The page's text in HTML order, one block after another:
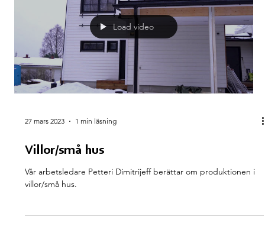
Load video
27 mars 2023 1 min läsning
Villor/små hus
Vår arbetsledare Petteri Dimitrijeff berättar om produktionen i
villor/små hus.